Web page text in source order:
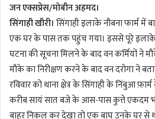
a
n
e
m
a
i
l
जन एक्सप्रेस/मोबीन अहमद।
सिंगाही खीरी। सिंगाही इलाके नौबना फार्म
एक घर के पास तक पहुंच गया। इससे पूरे
घटना की सूचना मिलने के बाद वन कर्मियों ने
मौके का निरीक्षण करने के बाद वन दरोगा ने
रविवार को थाना क्षेत्र के सिंगाही के निंबुआ
करीब सायं सात बजे के आस-पास कुत्ते एकदम
बाहर निकल कर देखा तो एक बाघ उनके घर से